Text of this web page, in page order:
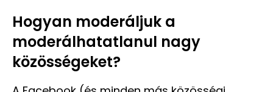
Hogyan moderáljuk a
moderálhatatlanul nagy
közösségeket?